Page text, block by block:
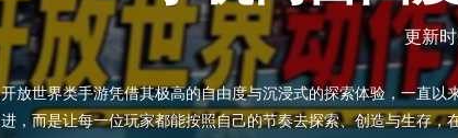
更新
开放世界类手游凭借其极高的自由度与沉浸式的探索体验，一直
进，而是让每一位玩家都能按照自己的节奏去探索、创造与生存